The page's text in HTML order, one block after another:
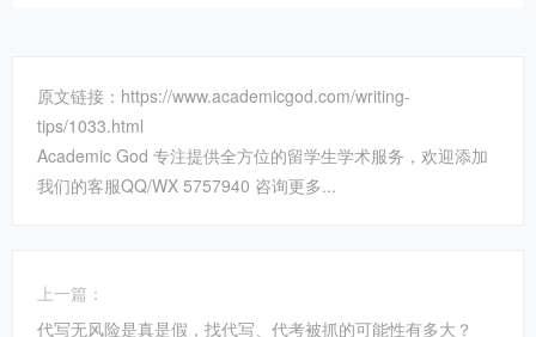
原文链接：https://www.academicgod.com/writing-
tips/1033.html
Academic God 专注提供全方位的留学生学术服务，欢迎添加
我们的客服QQ/WX 5757940 咨询更多...
上一篇：
代写无风险是真是假，找代写、代考被抓的可能性有多大？